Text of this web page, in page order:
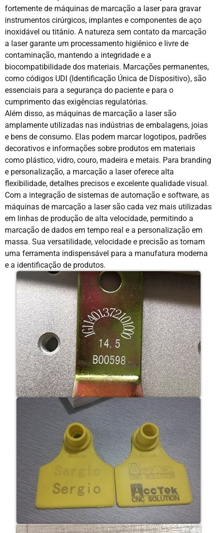
fortemente de máquinas de marcação a laser para gravar
instrumentos cirúrgicos, implantes e componentes de aço
inoxidável ou titânio. A natureza sem contato da marcação
a laser garante um processamento higiênico e livre de
contaminação, mantendo a integridade e a
biocompatibilidade dos materiais. Marcações permanentes,
como códigos UDI (Identificação Única de Dispositivo), são
essenciais para a segurança do paciente e para o
cumprimento das exigências regulatórias.
Além disso, as máquinas de marcação a laser são
amplamente utilizadas nas indústrias de embalagens, joias
e bens de consumo. Elas podem marcar logotipos, padrões
decorativos e informações sobre produtos em materiais
como plástico, vidro, couro, madeira e metais. Para branding
e personalização, a marcação a laser oferece alta
flexibilidade, detalhes precisos e excelente qualidade visual.
Com a integração de sistemas de automação e software, as
máquinas de marcação a laser são cada vez mais utilizadas
em linhas de produção de alta velocidade, permitindo a
marcação de dados em tempo real e a personalização em
massa. Sua versatilidade, velocidade e precisão as tornam
uma ferramenta indispensável para a manufatura moderna
e a identificação de produtos.